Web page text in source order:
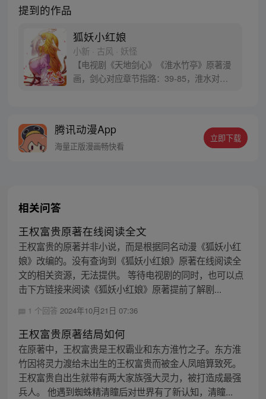
提到的作品
狐妖小红娘
小新 · 古风 · 妖怪
【电视剧《天地剑心》《淮水竹亭》原著漫
画，剑心对应章节指路：39-85，淮水对应
腾讯动漫App
海量正版漫画畅快看
立即下载
相关问答
王权富贵原著在线阅读全文
王权富贵的原著并非小说，而是根据同名动漫《狐妖小红
娘》改编的。没有查询到《狐妖小红娘》原著在线阅读全
文的相关资源，无法提供。 等待电视剧的同时，也可以点
击下方链接来阅读《狐妖小红娘》原著提前了解剧...
1 个回答 2024年10月21日 07:36
王权富贵原著结局如何
在原著中，王权富贵是王权霸业和东方淮竹之子。东方淮
竹因将灵力渡给未出生的王权富贵而被金人凤暗算致死。
王权富贵自出生就带有两大家族强大灵力，被打造成最强
兵人。 他遇到蜘蛛精清瞳后对世界有了新认知，清瞳...